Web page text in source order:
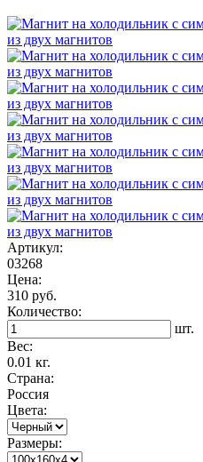
Артикул:
03268
Цена:
310 руб.
Количество:
шт.
Вес:
0.01 кг.
Страна:
Россия
Цвета:
Размеры: